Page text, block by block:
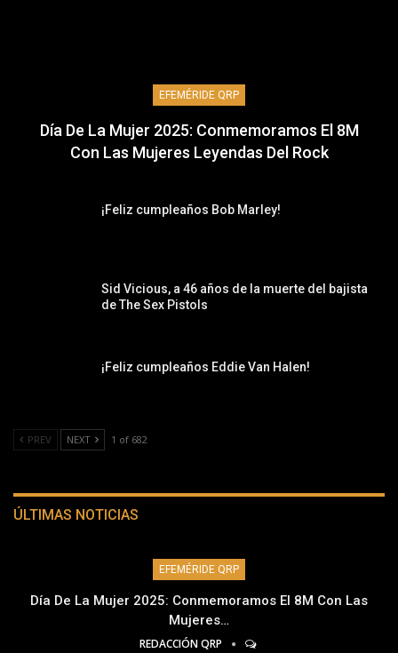
EFEMÉRIDE QRP
Día De La Mujer 2025: Conmemoramos El 8M
Con Las Mujeres Leyendas Del Rock
¡Feliz cumpleaños Bob Marley!
Sid Vicious, a 46 años de la muerte del bajista
de The Sex Pistols
¡Feliz cumpleaños Eddie Van Halen!
PREV NEXT 1 of 682
ÚLTIMAS NOTICIAS
EFEMÉRIDE QRP
Día De La Mujer 2025: Conmemoramos El 8M Con Las
Mujeres…
REDACCIÓN QRP